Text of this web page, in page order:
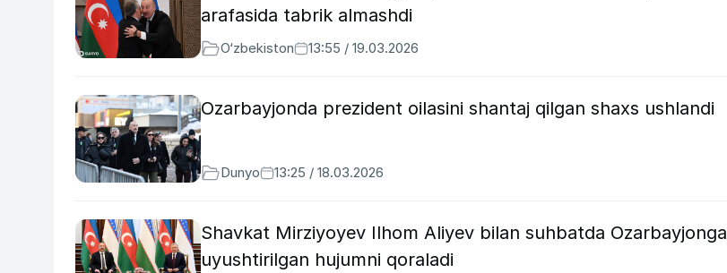
arafasida tabrik almashdi
O‘zbekiston 13:55 / 19.03.2026
Ozarbayjonda prezident oilasini shantaj qilgan shaxs ushlandi
Dunyo 13:25 / 18.03.2026
Shavkat Mirziyoyev Ilhom Aliyev bilan suhbatda Ozarbayjonga
uyushtirilgan hujumni qoraladi